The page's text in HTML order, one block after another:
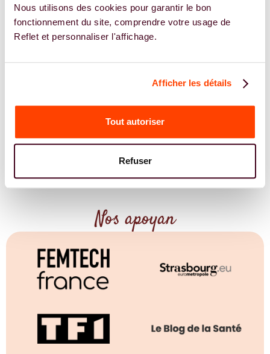
Nous utilisons des cookies pour garantir le bon
fonctionnement du site, comprendre votre usage de
Reflet et personnaliser l'affichage.
Afficher les détails
Tout autoriser
Refuser
Nos apoyan